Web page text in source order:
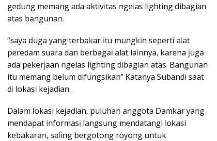
gedung memang ada aktivitas ngelas lighting dibagian
atas bangunan.
“saya duga yang terbakar itu mungkin seperti alat
peredam suara dan berbagai alat lainnya, karena juga
ada pekerjaan ngelas lighting dibagian atas. Bangunan
itu memang belum difungsikan” Katanya Subandi saat
di lokasi kejadian.
Dalam lokasi kejadian, puluhan anggota Damkar yang
mendapat informasi langsung mendatangi lokasi
kebakaran, saling bergotong royong untuk